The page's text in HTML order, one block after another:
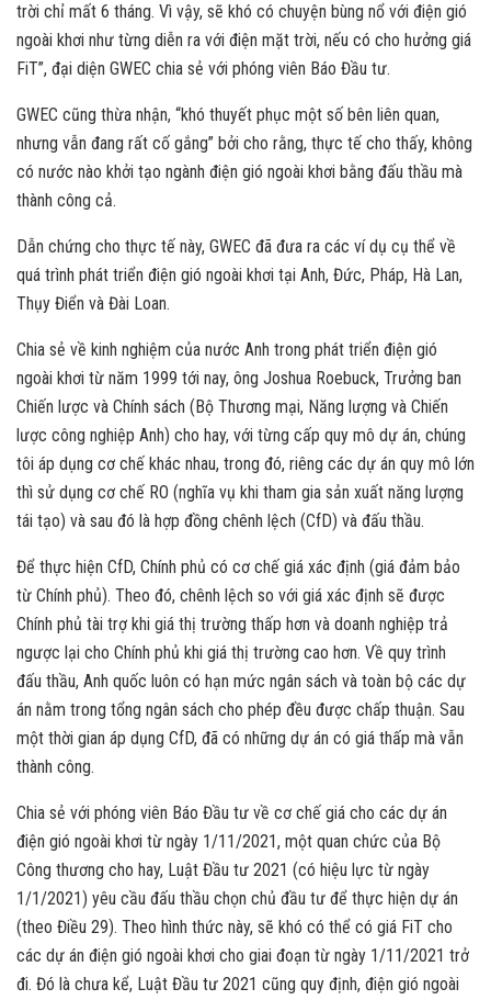
trời chỉ mất 6 tháng. Vì vậy, sẽ khó có chuyện bùng nổ với điện gió
ngoài khơi như từng diễn ra với điện mặt trời, nếu có cho hưởng giá
FiT”, đại diện GWEC chia sẻ với phóng viên Báo Đầu tư.
GWEC cũng thừa nhận, “khó thuyết phục một số bên liên quan,
nhưng vẫn đang rất cố gắng” bởi cho rằng, thực tế cho thấy, không
có nước nào khởi tạo ngành điện gió ngoài khơi bằng đấu thầu mà
thành công cả.
Dẫn chứng cho thực tế này, GWEC đã đưa ra các ví dụ cụ thể về
quá trình phát triển điện gió ngoài khơi tại Anh, Đức, Pháp, Hà Lan,
Thụy Điển và Đài Loan.
Chia sẻ về kinh nghiệm của nước Anh trong phát triển điện gió
ngoài khơi từ năm 1999 tới nay, ông Joshua Roebuck, Trưởng ban
Chiến lược và Chính sách (Bộ Thương mại, Năng lượng và Chiến
lược công nghiệp Anh) cho hay, với từng cấp quy mô dự án, chúng
tôi áp dụng cơ chế khác nhau, trong đó, riêng các dự án quy mô lớn
thì sử dụng cơ chế RO (nghĩa vụ khi tham gia sản xuất năng lượng
tái tạo) và sau đó là hợp đồng chênh lệch (CfD) và đấu thầu.
Để thực hiện CfD, Chính phủ có cơ chế giá xác định (giá đảm bảo
từ Chính phủ). Theo đó, chênh lệch so với giá xác định sẽ được
Chính phủ tài trợ khi giá thị trường thấp hơn và doanh nghiệp trả
ngược lại cho Chính phủ khi giá thị trường cao hơn. Về quy trình
đấu thầu, Anh quốc luôn có hạn mức ngân sách và toàn bộ các dự
án nằm trong tổng ngân sách cho phép đều được chấp thuận. Sau
một thời gian áp dụng CfD, đã có những dự án có giá thấp mà vẫn
thành công.
Chia sẻ với phóng viên Báo Đầu tư về cơ chế giá cho các dự án
điện gió ngoài khơi từ ngày 1/11/2021, một quan chức của Bộ
Công thương cho hay, Luật Đầu tư 2021 (có hiệu lực từ ngày
1/1/2021) yêu cầu đấu thầu chọn chủ đầu tư để thực hiện dự án
(theo Điều 29). Theo hình thức này, sẽ khó có thể có giá FiT cho
các dự án điện gió ngoài khơi cho giai đoạn từ ngày 1/11/2021 trở
đi. Đó là chưa kể, Luật Đầu tư 2021 cũng quy định, điện gió ngoài